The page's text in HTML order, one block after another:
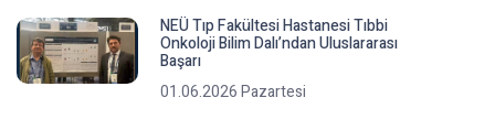
NEÜ Tıp Fakültesi Hastanesi Tıbbi
Onkoloji Bilim Dalı’ndan Uluslararası
Başarı
01.06.2026 Pazartesi